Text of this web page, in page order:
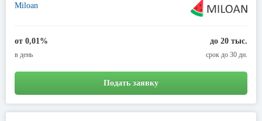
Miloan
от 0,01%
в день
до 20 тыс.
срок до 30 дн.
Подать заявку